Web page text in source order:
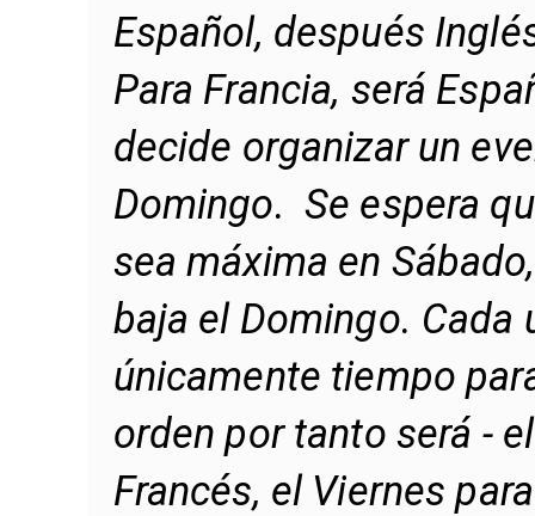
Español, después
Para Francia, será
decide organizar un
Domingo. Se espera
sea máxima en
baja el Domingo. Cada
únicamente tiempo
orden por tanto será -
Francés, el Viernes